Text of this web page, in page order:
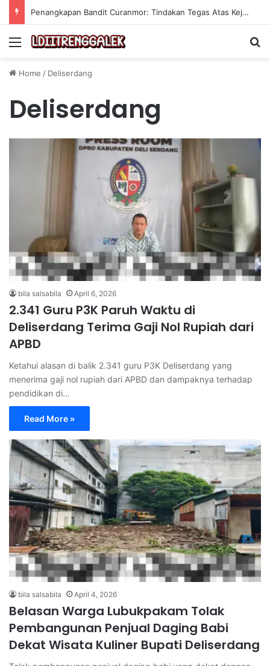
Penangkapan Bandit Curanmor: Tindakan Tegas Atas Kejahatan Sepeda Motor
Menu
Home / Deliserdang
Deliserdang
bila salsabila April 6, 2026
2.341 Guru P3K Paruh Waktu di
Deliserdang Terima Gaji Nol Rupiah dari
APBD
Ketahui alasan di balik 2.341 guru P3K Deliserdang yang
menerima gaji nol rupiah dari APBD dan dampaknya terhadap
pendidikan di…
Read More »
bila salsabila April 4, 2026
Belasan Warga Lubukpakam Tolak
Pembangunan Penjual Daging Babi
Dekat Wisata Kuliner Bupati Deliserdang